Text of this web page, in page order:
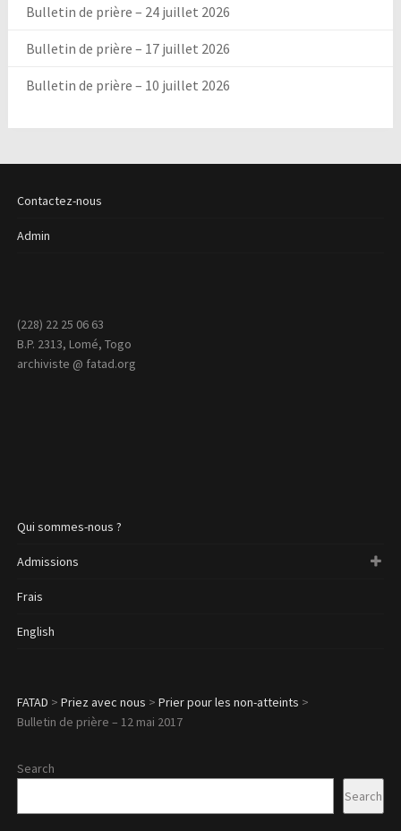
Bulletin de prière – 24 juillet 2026
Bulletin de prière – 17 juillet 2026
Bulletin de prière – 10 juillet 2026
Contactez-nous
Admin
(228) 22 25 06 63
B.P. 2313, Lomé, Togo
archiviste @ fatad.org
Qui sommes-nous ?
Admissions
Frais
English
FATAD > Priez avec nous > Prier pour les non-atteints >
Bulletin de prière – 12 mai 2017
Search
Search